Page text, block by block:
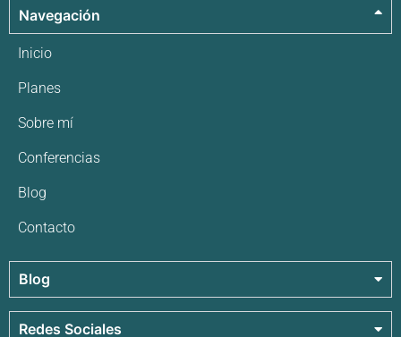
Navegación
Inicio
Planes
Sobre mí
Conferencias
Blog
Contacto
Blog
Redes Sociales